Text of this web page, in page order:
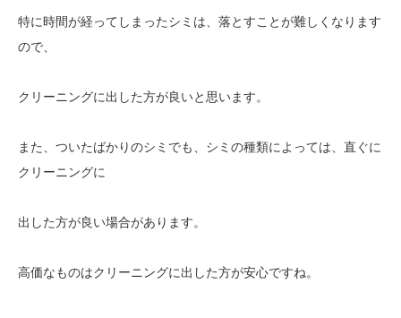
特に時間が経ってしまったシミは、落とすことが難しくなります
ので、
クリーニングに出した方が良いと思います。
また、ついたばかりのシミでも、シミの種類によっては、直ぐに
クリーニングに
出した方が良い場合があります。
高価なものはクリーニングに出した方が安心ですね。